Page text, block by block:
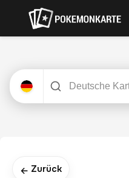
← Zurück